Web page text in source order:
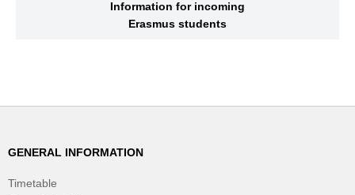
Information for incoming
Erasmus students
GENERAL INFORMATION
Timetable